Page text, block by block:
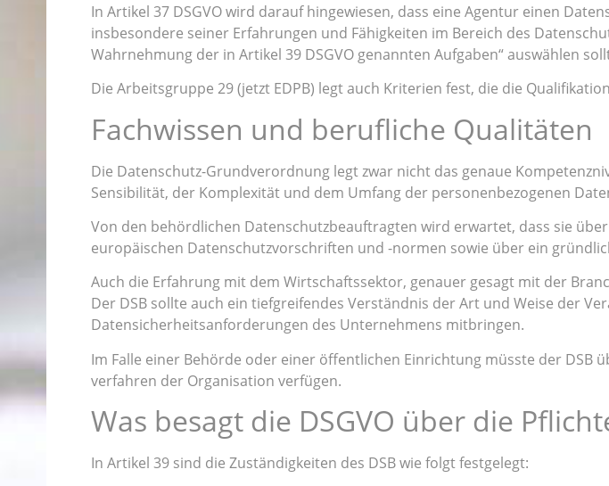
In Artikel 37 DSGVO wird darauf hingewiesen, dass eine Agentur einen
insbesondere seiner Erfahrungen und Fähigkeiten im Bereich des
Wahrnehmung der in Artikel 39 DSGVO genannten Aufgaben“ auswählen
Die Arbeitsgruppe 29 (jetzt EDPB) legt auch Kriterien fest, die die
Fachwissen und berufliche Qualitäten
Die Datenschutz-Grundverordnung legt zwar nicht das genaue
Sensibilität, der Komplexität und dem Umfang der personenbezogenen
Von den behördlichen Datenschutzbeauftragten wird erwartet, dass sie
europäischen Datenschutzvorschriften und -normen sowie über ein
Auch die Erfahrung mit dem Wirtschaftssektor, genauer gesagt mit der
Der DSB sollte auch ein tiefgreifendes Verständnis der Art und Weise der
Datensicherheitsanforderungen des Unternehmens mitbringen.
Im Falle einer Behörde oder einer öffentlichen Einrichtung müsste der DSB
verfahren der Organisation verfügen.
Was besagt die DSGVO über die
In Artikel 39 sind die Zuständigkeiten des DSB wie folgt festgelegt: